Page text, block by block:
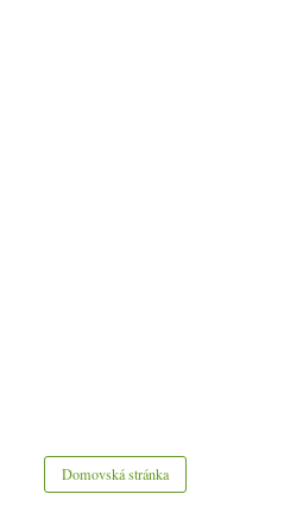
Domovská stránka